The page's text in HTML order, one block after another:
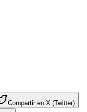
Compartir en X (Twitter)